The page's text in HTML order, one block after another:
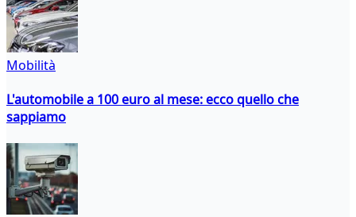
Mobilità
L'automobile a 100 euro al mese: ecco quello che
sappiamo